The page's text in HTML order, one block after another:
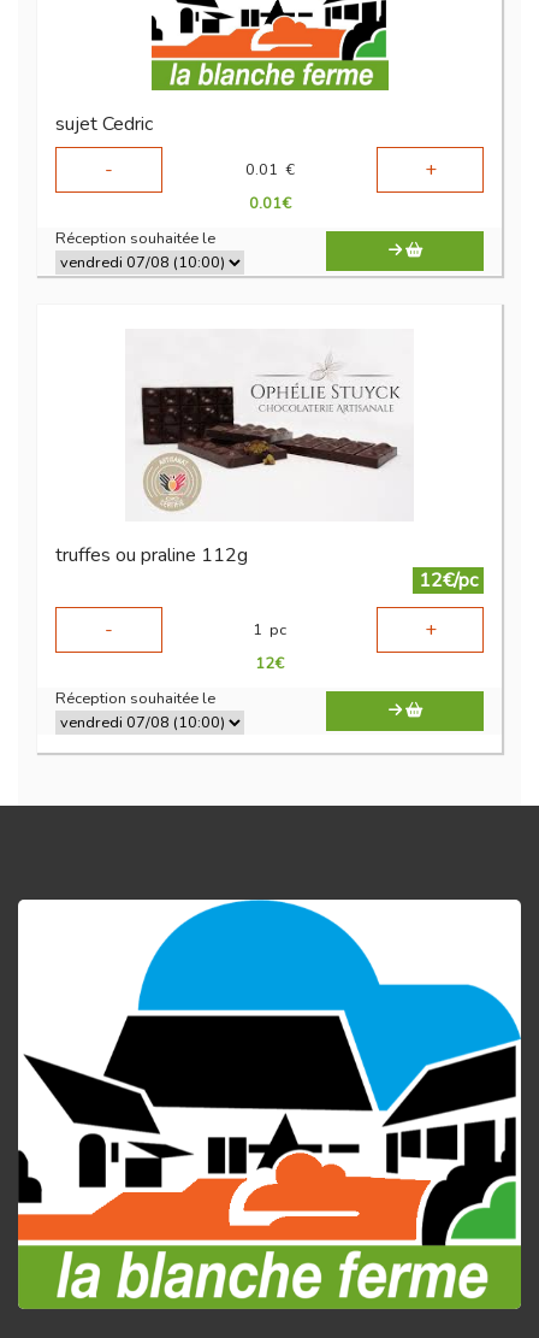
sujet Cedric
-
0.01 € +
0.01€
Réception souhaitée le
truffes ou praline 112g
12€/pc
-
1 pc +
12€
Réception souhaitée le